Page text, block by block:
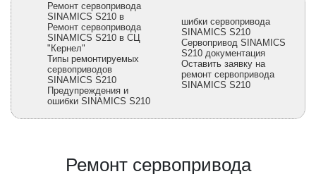
Ремонт сервопривода
SINAMICS S210 в
Ремонт сервопривода
SINAMICS S210 в СЦ
"Кернел"
Типы ремонтируемых
сервоприводов
SINAMICS S210
Предупреждения и
ошибки SINAMICS S210
шибки сервопривода
SINAMICS S210
Сервопривод SINAMICS
S210 документация
Оставить заявку на
ремонт сервопривода
SINAMICS S210
Ремонт сервопривода